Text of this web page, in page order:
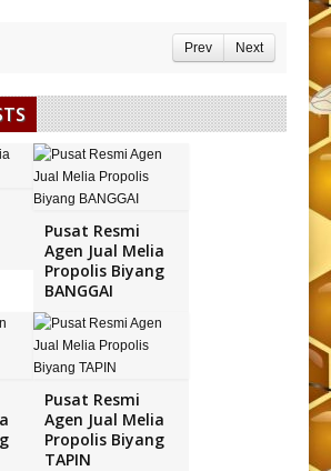
Prev Next
Pusat Resmi
Agen Jual Melia
Propolis Biyang
BANGGAI
Pusat Resmi
Agen Jual Melia
Propolis Biyang
TAPIN